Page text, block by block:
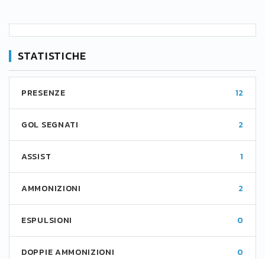
STATISTICHE
PRESENZE 12
GOL SEGNATI 2
ASSIST 1
AMMONIZIONI 2
ESPULSIONI 0
DOPPIE AMMONIZIONI 0